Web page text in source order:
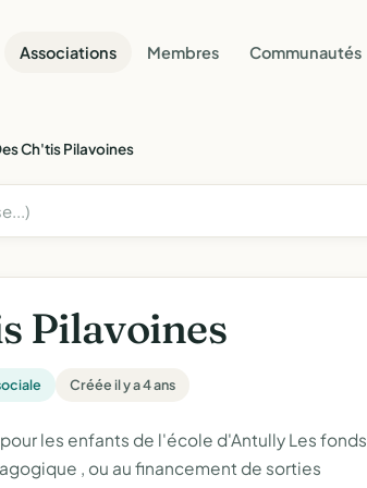
Associations Membres Communautés
Ch'tis Pilavoines
Pilavoines
Créée il y a 4 ans
les enfants de l'école d'Antully Les fonds
, ou au financement de sorties